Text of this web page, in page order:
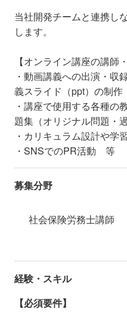
当社開発チームと連携し
します。
【オンライン講座の講師
・動画講義への出演・収
義スライド（ppt）の制作
・講座で使用する各種の
題集（オリジナル問題・
・カリキュラム設計や学
・SNSでのPR活動 等
募集分野
社会保険労務士講師
経験・スキル
【必須要件】